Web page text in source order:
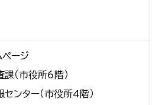
ページ
課（市役所6階）
センター（市役所4階）